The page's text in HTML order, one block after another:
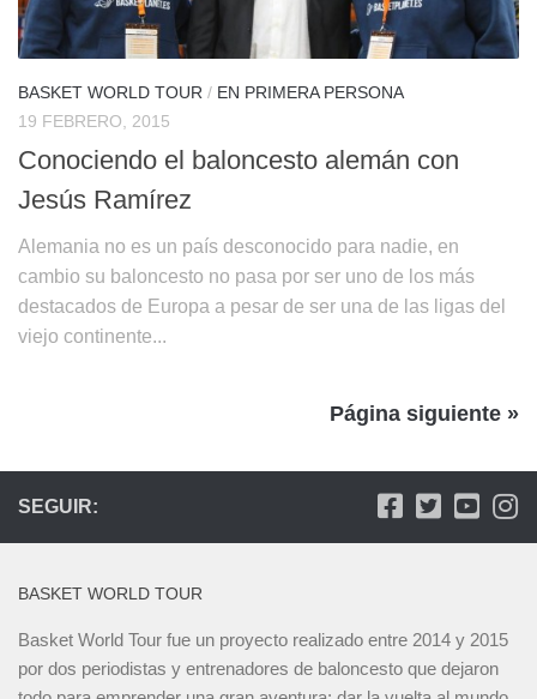
BASKET WORLD TOUR / EN PRIMERA PERSONA
19 FEBRERO, 2015
Conociendo el baloncesto alemán con
Jesús Ramírez
Alemania no es un país desconocido para nadie, en
cambio su baloncesto no pasa por ser uno de los más
destacados de Europa a pesar de ser una de las ligas del
viejo continente...
Página siguiente »
SEGUIR:
BASKET WORLD TOUR
Basket World Tour fue un proyecto realizado entre 2014 y 2015
por dos periodistas y entrenadores de baloncesto que dejaron